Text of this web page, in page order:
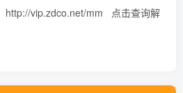
http://vip.zdco.net/mm
点击查询解